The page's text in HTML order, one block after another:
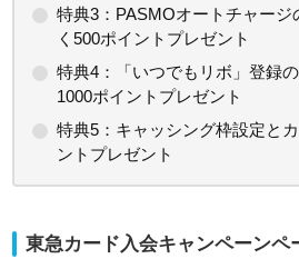
特典3：PASMOオートチャージ
く500ポイントプレゼント
特典4：「いつでもリボ」登録
1000ポイントプレゼント
特典5：キャッシング枠設定と
ントプレゼント
東急カード入会キャンペーンペ